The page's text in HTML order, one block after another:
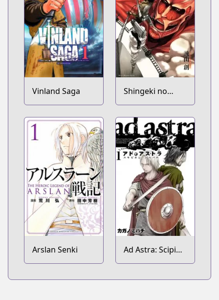
Vinland Saga
Shingeki no
Kyojin
Arslan Senki
Ad Astra: Scipio
to Hannibal